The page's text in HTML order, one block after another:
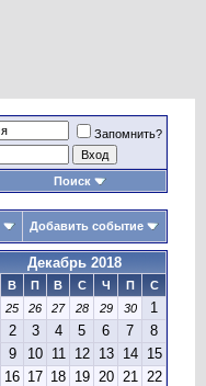
Запомнить?
Поиск
Добавить событие
Декабрь 2018
В П В С Ч П
С
25 26 27 28 29 30 1
2 3 4 5 6 7 8
9 10 11 12 13 14 15
16 17 18 19 20 21 22